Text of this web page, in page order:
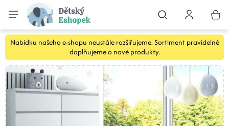
Nabídku našeho e-shopu neustále rozšiřujeme. Sortiment pravidelně
doplňujeme o nové produkty.